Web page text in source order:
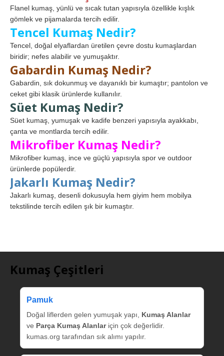
Flanel kumaş, yünlü ve sıcak tutan yapısıyla özellikle kışlık
gömlek ve pijamalarda tercih edilir.
Tencel Kumaş Nedir?
Tencel, doğal elyaflardan üretilen çevre dostu kumaşlardan
biridir; nefes alabilir ve yumuşaktır.
Gabardin Kumaş Nedir?
Gabardin, sık dokunmuş ve dayanıklı bir kumaştır; pantolon ve
ceket gibi klasik ürünlerde kullanılır.
Süet Kumaş Nedir?
Süet kumaş, yumuşak ve kadife benzeri yapısıyla ayakkabı,
çanta ve montlarda tercih edilir.
Mikrofiber Kumaş Nedir?
Mikrofiber kumaş, ince ve güçlü yapısıyla spor ve outdoor
ürünlerde popülerdir.
Jakarlı Kumaş Nedir?
Jakarlı kumaş, desenli dokusuyla hem giyim hem mobilya
tekstilinde tercih edilen şık bir kumaştır.
Kumaş Çeşitleri
Pamuk
Doğal liflerden gelen yumuşak yapı, Kumaş Alanlar
ve Parça Kumaş Alanlariçin çok değerlidir.
kumas.org tarafından sık alımı yapılır.